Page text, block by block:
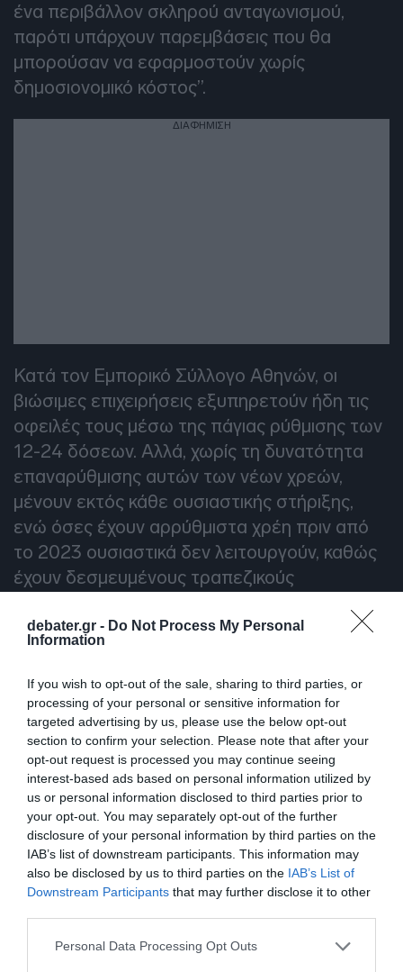
debater.gr - Do Not Process My Personal
Information
If you wish to opt-out of the sale, sharing to third parties, or
processing of your personal or sensitive information for
targeted advertising by us, please use the below opt-out
section to confirm your selection. Please note that after your
opt-out request is processed you may continue seeing
interest-based ads based on personal information utilized by
us or personal information disclosed to third parties prior to
your opt-out. You may separately opt-out of the further
disclosure of your personal information by third parties on the
IAB’s list of downstream participants. This information may
also be disclosed by us to third parties on the IAB’s List of
Downstream Participants that may further disclose it to other
Please note that this website/app uses one or more Google
Personal Data Processing Opt Outs
ένα περιβάλλον σκληρού ανταγωνισμού,
παρότι υπάρχουν παρεμβάσεις που θα
μπορούσαν να εφαρμοστούν χωρίς
δημοσιονομικό κόστος”.
ΔΙΑΦΗΜΙΣΗ
Κατά τον Εμπορικό Σύλλογο Αθηνών, οι
βιώσιμες επιχειρήσεις εξυπηρετούν ήδη τις
οφειλές τους μέσω της πάγιας ρύθμισης των
12-24 δόσεων. Αλλά, χωρίς τη δυνατότητα
επαναρύθμισης αυτών των νέων χρεών,
μένουν εκτός κάθε ουσιαστικής στήριξης,
ενώ όσες έχουν αρρύθμιστα χρέη πριν από
το 2023 ουσιαστικά δεν λειτουργούν, καθώς
έχουν δεσμευμένους τραπεζικούς
Ο σύλλογος
δυνατότητα ένταξης και των ήδη
ρυθμισμένων οφειλών, “χωρίς περιορισμούς
διότι αυτό θα αποτελέσει πραγματική ανάσα
για την αγορά”.
ΔΙΑΦΗΜΙΣΗ